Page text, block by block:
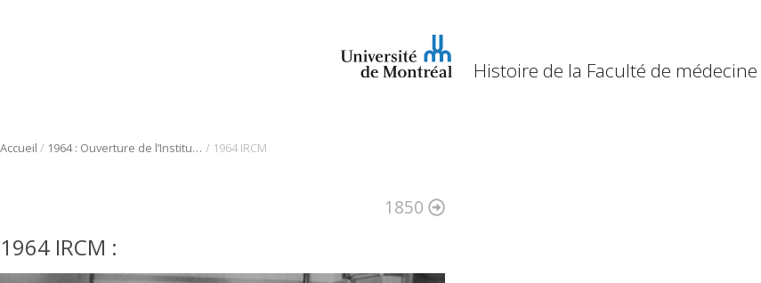
Histoire de la Faculté de médecine
Accueil / 1964 : Ouverture de l’Institut de recherche clinique de Montréal / 1964 IRCM
1850
1964 IRCM :